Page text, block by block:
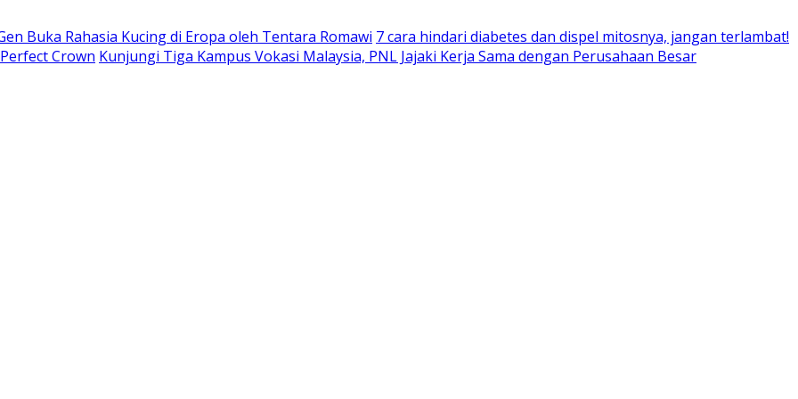
Buka Rahasia Kucing di Eropa oleh Tentara Romawi 7 cara hindari diabetes dan dispel mitosnya, jangan terlambat!
Crown Kunjungi Tiga Kampus Vokasi Malaysia, PNL Jajaki Kerja Sama dengan Perusahaan Besar